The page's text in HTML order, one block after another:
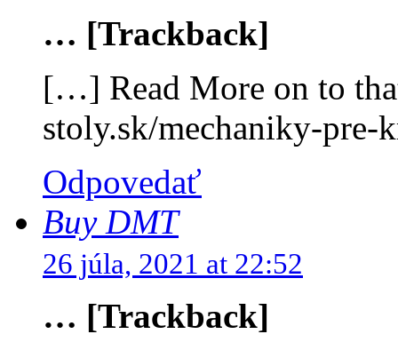
… [Trackback]
[…] Read More on to
stoly.sk/mechaniky-
Odpovedať
Buy DMT
26 júla, 2021 at 22:52
… [Trackback]